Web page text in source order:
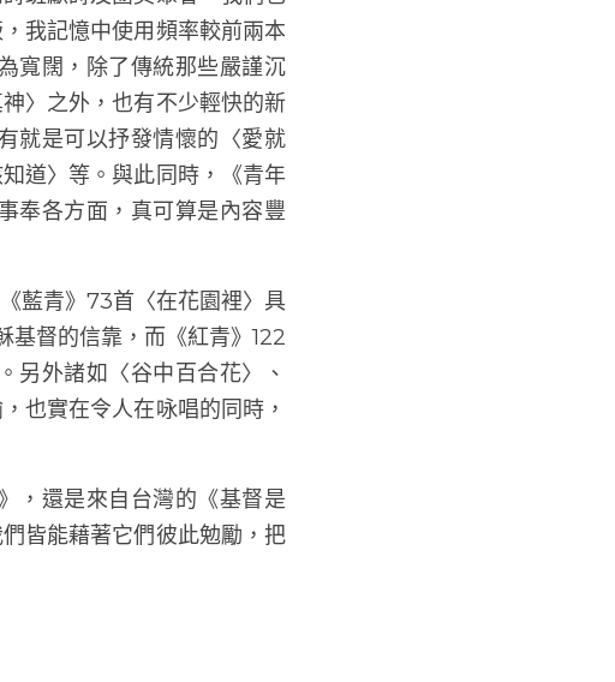
為是自己宗派的浸信會出版
但卻也有不少詩歌是各自獨
班獻詩及團契聚會，我們也
我記憶中使用頻率較前兩本
寬闊，除了傳統那些嚴謹沉
〉之外，也有不少輕快的新
是可以抒發情懷的〈愛就
奉各方面，真可算是內容豐
藍青》73首〈在花園裡〉具
督的信靠，而《紅青》122
也實在令人在咏唱的同時，